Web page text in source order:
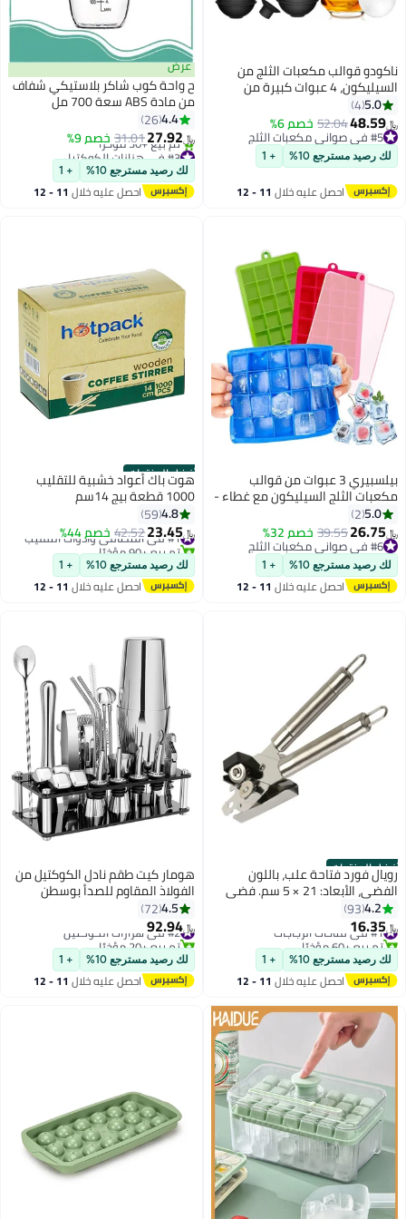
قوالب مكعبات الثلج من
السيليكون، 4 عبوات كبيرة من
صانعة كرات الثلج مع غطاء
بلاستيكي خالٍ من مادة BPA، قوالب
ثلج مستديرة مرنة سهلة
5.0
4
48.59
52.04خصم 6%
#5 في صواني مكعبات الثلج
#5 في صواني مكعبات الثلج
رصيد مسترجع 10% + 1
احصل عليه خلال 11 - 12
عرض
ح واحة كوب شاكر بلاستيكي شفاف
من مادة ABS سعة 700 مل
للقهوة، سهل التنظيف، آمن
للاستخدام في غسالة الأطباق، خالٍ
من مادة BPA، 5.74 سم × 23.5 سم
4.4
26
27.92
31.01خصم 9%
#3 في هزازات الكوكتيل
أقل سعر في 30 يوم
تم بيع +30 مؤخرًا
#3 في هزازات الكوكتيل
لك رصيد مسترجع 10% + 1
احصل عليه خلال 11 - 12
بيلسبيري 3 عبوات من قوالب
الثلج السيليكون مع غطاء -
سهلة الفك، 24 مكعبًا في كل
صينية، خالية من مادة BPA، مثالية
وأغذية الأطفال
5.0
2
26.75
39.55خصم 32%
#6 في صواني مكعبات الثلج
#6 في صواني مكعبات الثلج
رصيد مسترجع 10% + 1
احصل عليه خلال 11 - 12
أفضل المنتجات
هوت باك أعواد خشبية للتقليب
1000 قطعة بيج 14سم
4.8
59
23.45
42.52خصم 44% #1 في المصافي وأدوات التقليب
تم بيع +90 مؤخرًا
#1 في المصافي وأدوات التقليب
لك رصيد مسترجع 10% + 1
احصل عليه خلال 11 - 12
المنتجات
فورد فتاحة علب، باللون
الفضي، الأبعاد: 21 × 5 سم. فضي
4.2
93
16.35
#1 في فتّاحات الزجاجات
تم بيع +60 مؤخرًا
#1 في فتّاحات الزجاجات
رصيد مسترجع 10% + 1
احصل عليه خلال 11 - 12
هومار كيت طقم نادل الكوكتيل من
الفولاذ المقاوم للصدأ بوسطن
مكون من 23 قطعة
4.5
72
92.94
#2 في هزازات الكوكتيل
تم بيع +20 مؤخرًا
#2 في هزازات الكوكتيل
لك رصيد مسترجع 10% + 1
احصل عليه خلال 11 - 12